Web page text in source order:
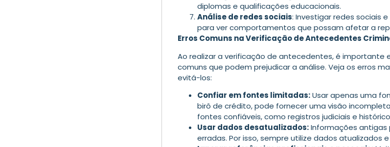
diplomas e qualificações educacionais.
Análise de redes sociais: Investigar redes sociais
para ver comportamentos que possam afetar a
Erros Comuns na Verificação de Antecedentes
Ao realizar a verificação de antecedentes, é importante
comuns que podem prejudicar a análise. Veja os erros
evitá-los:
Confiar em fontes limitadas:Usar apenas uma
birô de crédito, pode fornecer uma visão
fontes confiáveis, como registros judiciais e
Usar dados desatualizados:Informações antigas
erradas. Por isso, sempre utilize dados atualizados